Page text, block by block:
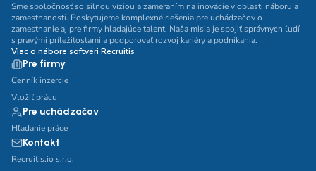
Sme spoločnosť so silnou víziou a zameraním na inovácie v oblasti náboru a
zamestnanosti. Poskytujeme komplexné riešenia pre uchádzačov o
zamestnanie aj pre firmy hľadajúce talent. Naša misia je spojiť správnych ľudí
s pravými príležitosťami a podporovať rozvoj kariéry a podnikania.
Viac o nábore softvéri Recruitis
Pre firmy
Cenník inzercie
Vložiť prácu
Pre uchádzačov
Hľadanie práce
Kontakt
Recruitis.io s.r.o.